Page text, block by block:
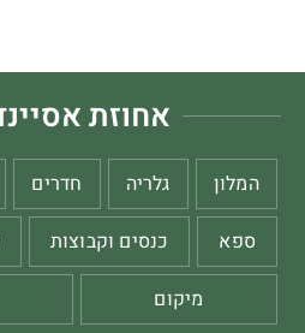
אחוזת
המלון גלריה חדרים
ספא
כנסים וקבוצות
מיקום